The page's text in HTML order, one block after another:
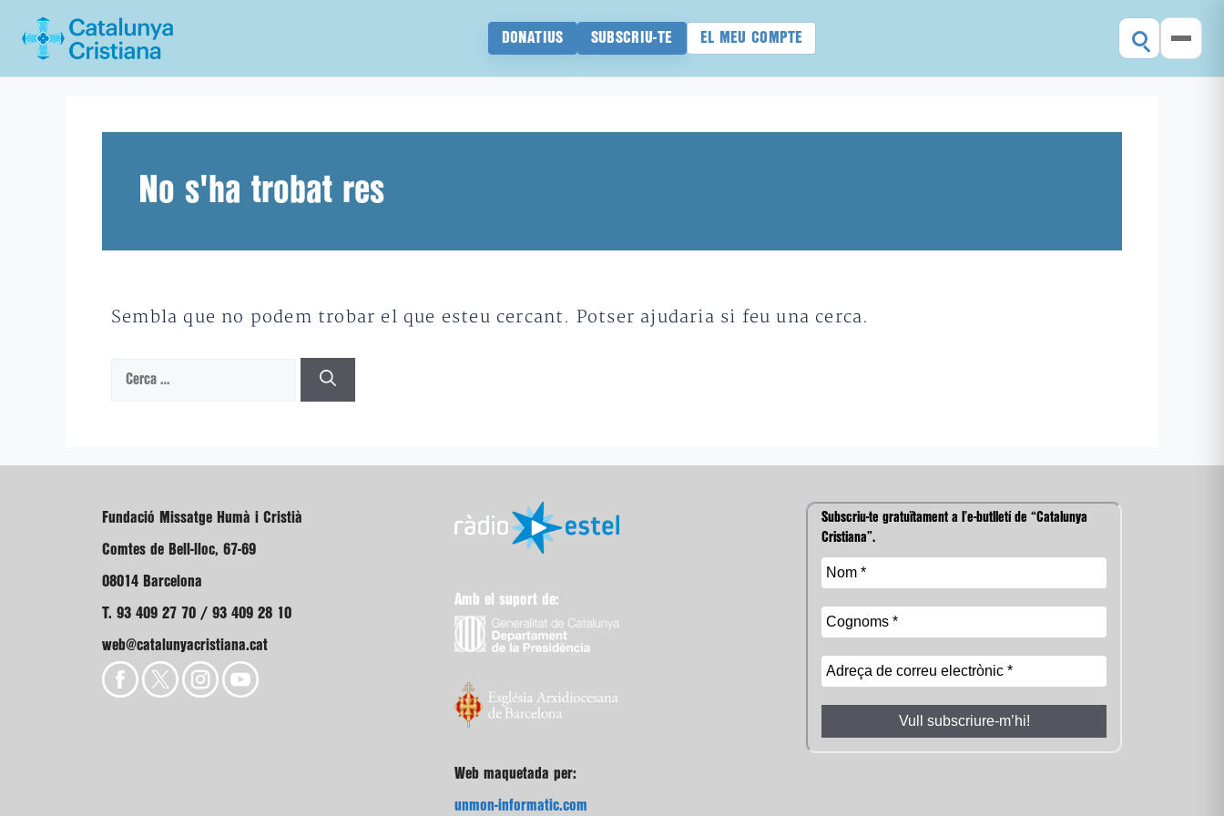
DONATIUS SUBSCRIU-TE EL MEU COMPTE
No s'ha trobat res
Sembla que no podem trobar el que esteu cercant. Potser ajudaria si feu una cerca.
Cerca:
Fundació Missatge Humà i Cristià
Comtes de Bell-lloc, 67-69
08014 Barcelona
T. 93 409 27 70 / 93 409 28 10
web@catalunyacristiana.cat
Amb el suport de:
Web maquetada per:
unmon-informatic.com
Subscriu-te gratuïtament a l’e-butlletí de “Catalunya
Cristiana”.